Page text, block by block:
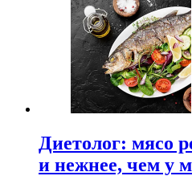
Диетолог: мясо
и нежнее, чем у